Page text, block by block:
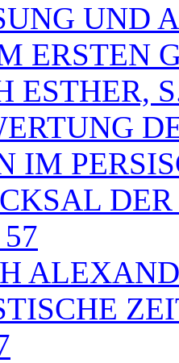
UND
ERSTEN
ESTHER,
IM